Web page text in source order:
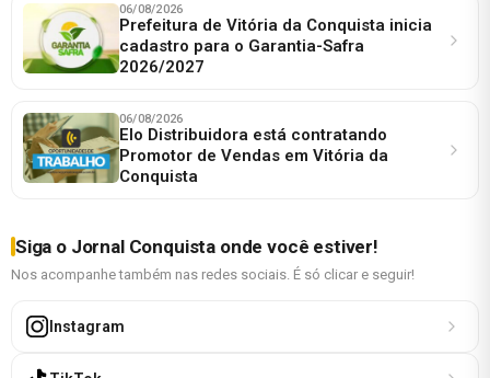
06/08/2026
Prefeitura de Vitória da Conquista inicia
cadastro para o Garantia-Safra
2026/2027
06/08/2026
Elo Distribuidora está contratando
Promotor de Vendas em Vitória da
Conquista
Siga o Jornal Conquista onde você estiver!
Nos acompanhe também nas redes sociais. É só clicar e seguir!
Instagram